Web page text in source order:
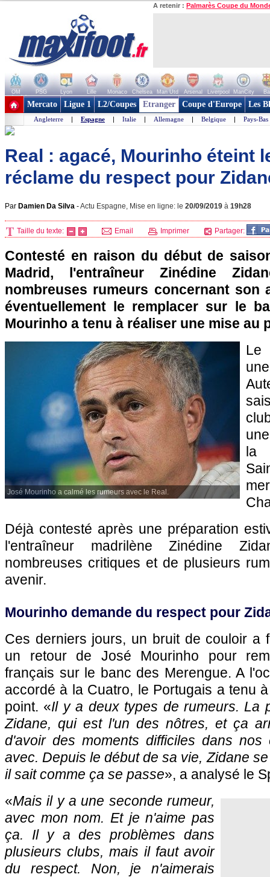
A retenir : Palmarès Coupe du
OM PSG Lyon Lille Monaco Chelsea Man Utd Arsenal Liverpool ManCity
+ de clubs
Mercato Ligue 1 L2/Coupes Etranger Coupe d'Europe Les
Angleterre | Espagne | Italie | Allemagne | Belgique | Pays-Bas
Real : agacé, Mourinho éteint
réclame du respect pour
Par Damien Da Silva -Actu Espagne, Mise en ligne: le 20/09/2019 à 19h28
Taille du texte: Email Imprimer Partager:
Contesté en raison du début de
Madrid, l'entraîneur Zinédine
nombreuses rumeurs concernant son
éventuellement le remplacer sur le
Mourinho a tenu à réaliser une mise au
José Mourinho a calmé les rumeurs avec le Real.
Le
la
Déjà contesté après une préparation
l'entraîneur madrilène Zinédine
nombreuses critiques et de plusieurs
avenir.
Mourinho demande du respect pour
Ces derniers jours, un bruit de couloir a
un retour de José Mourinho pour
français sur le banc des Merengue. A
accordé à la Cuatro, le Portugais a tenu
point. «Il y a deux types de rumeurs. La
Zidane, qui est l'un des nôtres, et ça
d'avoir des moments difficiles dans
avec. Depuis le début de sa vie, Zidane
il sait comme ça se passe», a analysé le
«Mais il y a une seconde rumeur,
avec mon nom. Et je n'aime pas
ça. Il y a des problèmes dans
plusieurs clubs, mais il faut avoir
du respect. Non, je n'aimerais